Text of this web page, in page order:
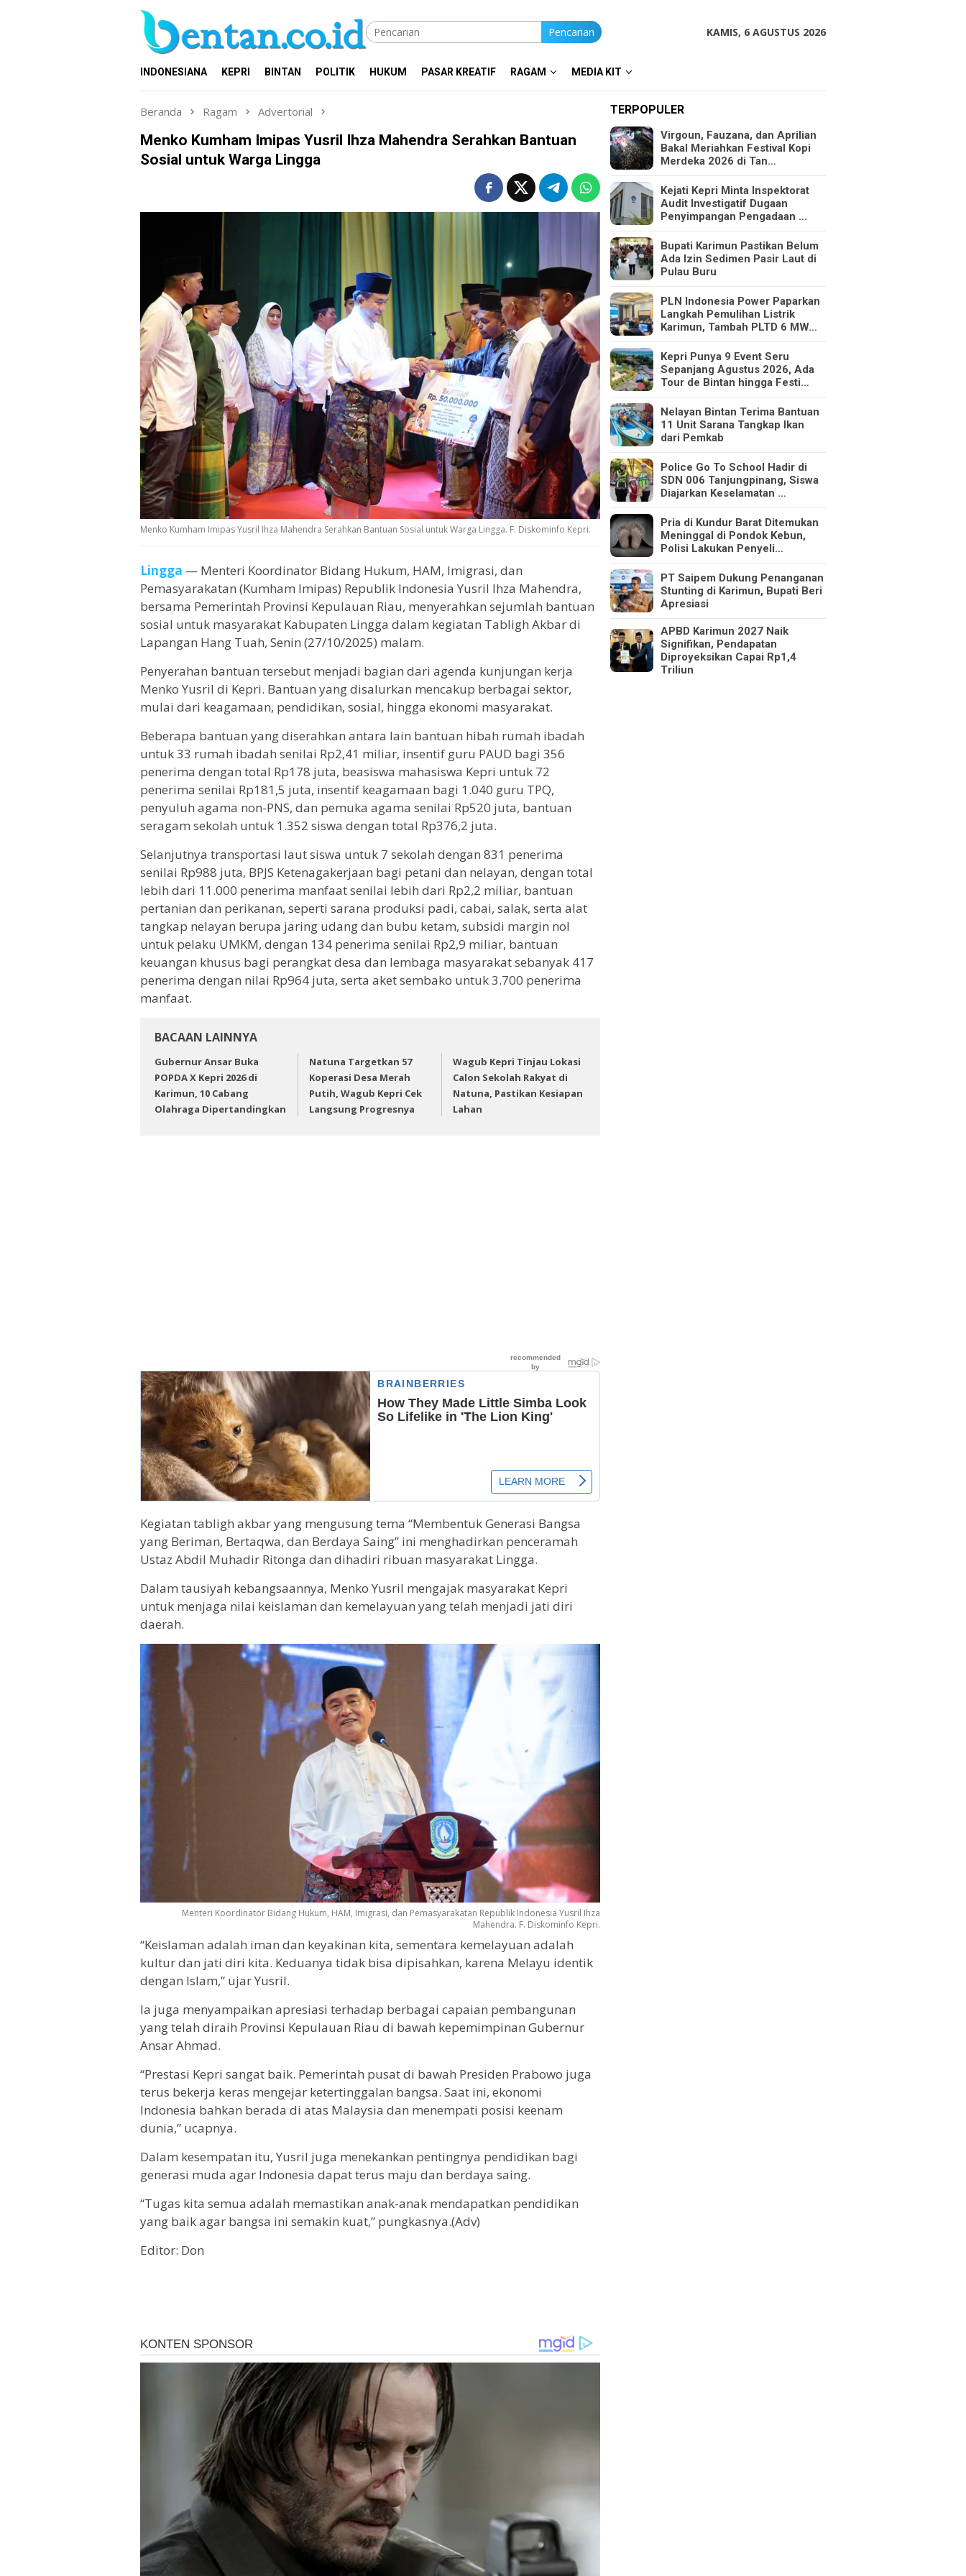
Pencarian KAMIS, 6 AGUSTUS 2026
INDONESIANA KEPRI BINTAN POLITIK HUKUM PASAR KREATIF RAGAM MEDIA KIT
Beranda Ragam Advertorial
Menko Kumham Imipas Yusril Ihza Mahendra Serahkan Bantuan
Sosial untuk Warga Lingga
Menko Kumham Imipas Yusril Ihza Mahendra Serahkan Bantuan Sosial untuk Warga Lingga. F. Diskominfo Kepri.
Lingga — Menteri Koordinator Bidang Hukum, HAM, Imigrasi, dan
Pemasyarakatan (Kumham Imipas) Republik Indonesia Yusril Ihza Mahendra,
bersama Pemerintah Provinsi Kepulauan Riau, menyerahkan sejumlah bantuan
sosial untuk masyarakat Kabupaten Lingga dalam kegiatan Tabligh Akbar di
Lapangan Hang Tuah, Senin (27/10/2025) malam.
Penyerahan bantuan tersebut menjadi bagian dari agenda kunjungan kerja
Menko Yusril di Kepri. Bantuan yang disalurkan mencakup berbagai sektor,
mulai dari keagamaan, pendidikan, sosial, hingga ekonomi masyarakat.
Beberapa bantuan yang diserahkan antara lain bantuan hibah rumah ibadah
untuk 33 rumah ibadah senilai Rp2,41 miliar, insentif guru PAUD bagi 356
penerima dengan total Rp178 juta, beasiswa mahasiswa Kepri untuk 72
penerima senilai Rp181,5 juta, insentif keagamaan bagi 1.040 guru TPQ,
penyuluh agama non-PNS, dan pemuka agama senilai Rp520 juta, bantuan
seragam sekolah untuk 1.352 siswa dengan total Rp376,2 juta.
Selanjutnya transportasi laut siswa untuk 7 sekolah dengan 831 penerima
senilai Rp988 juta, BPJS Ketenagakerjaan bagi petani dan nelayan, dengan total
lebih dari 11.000 penerima manfaat senilai lebih dari Rp2,2 miliar, bantuan
pertanian dan perikanan, seperti sarana produksi padi, cabai, salak, serta alat
tangkap nelayan berupa jaring udang dan bubu ketam, subsidi margin nol
untuk pelaku UMKM, dengan 134 penerima senilai Rp2,9 miliar, bantuan
keuangan khusus bagi perangkat desa dan lembaga masyarakat sebanyak 417
penerima dengan nilai Rp964 juta, serta aket sembako untuk 3.700 penerima
manfaat.
BACAAN LAINNYA
Gubernur Ansar Buka
POPDA X Kepri 2026 di
Karimun, 10 Cabang
Olahraga Dipertandingkan
Natuna Targetkan 57
Koperasi Desa Merah
Putih, Wagub Kepri Cek
Langsung Progresnya
Wagub Kepri Tinjau Lokasi
Calon Sekolah Rakyat di
Natuna, Pastikan Kesiapan
Lahan
Kegiatan tabligh akbar yang mengusung tema “Membentuk Generasi Bangsa
yang Beriman, Bertaqwa, dan Berdaya Saing” ini menghadirkan penceramah
Ustaz Abdil Muhadir Ritonga dan dihadiri ribuan masyarakat Lingga.
Dalam tausiyah kebangsaannya, Menko Yusril mengajak masyarakat Kepri
untuk menjaga nilai keislaman dan kemelayuan yang telah menjadi jati diri
daerah.
Menteri Koordinator Bidang Hukum, HAM, Imigrasi, dan Pemasyarakatan Republik Indonesia Yusril Ihza
Mahendra. F. Diskominfo Kepri.
“Keislaman adalah iman dan keyakinan kita, sementara kemelayuan adalah
kultur dan jati diri kita. Keduanya tidak bisa dipisahkan, karena Melayu identik
dengan Islam,” ujar Yusril.
Ia juga menyampaikan apresiasi terhadap berbagai capaian pembangunan
yang telah diraih Provinsi Kepulauan Riau di bawah kepemimpinan Gubernur
Ansar Ahmad.
“Prestasi Kepri sangat baik. Pemerintah pusat di bawah Presiden Prabowo juga
terus bekerja keras mengejar ketertinggalan bangsa. Saat ini, ekonomi
Indonesia bahkan berada di atas Malaysia dan menempati posisi keenam
dunia,” ucapnya.
Dalam kesempatan itu, Yusril juga menekankan pentingnya pendidikan bagi
generasi muda agar Indonesia dapat terus maju dan berdaya saing.
“Tugas kita semua adalah memastikan anak-anak mendapatkan pendidikan
yang baik agar bangsa ini semakin kuat,” pungkasnya.(Adv)
Editor: Don
TERPOPULER
Virgoun, Fauzana, dan Aprilian
Bakal Meriahkan Festival Kopi
Merdeka 2026 di Tan…
Kejati Kepri Minta Inspektorat
Audit Investigatif Dugaan
Penyimpangan Pengadaan …
Bupati Karimun Pastikan Belum
Ada Izin Sedimen Pasir Laut di
Pulau Buru
PLN Indonesia Power Paparkan
Langkah Pemulihan Listrik
Karimun, Tambah PLTD 6 MW…
Kepri Punya 9 Event Seru
Sepanjang Agustus 2026, Ada
Tour de Bintan hingga Festi…
Nelayan Bintan Terima Bantuan
11 Unit Sarana Tangkap Ikan
dari Pemkab
Police Go To School Hadir di
SDN 006 Tanjungpinang, Siswa
Diajarkan Keselamatan …
Pria di Kundur Barat Ditemukan
Meninggal di Pondok Kebun,
Polisi Lakukan Penyeli…
PT Saipem Dukung Penanganan
Stunting di Karimun, Bupati Beri
Apresiasi
APBD Karimun 2027 Naik
Signifikan, Pendapatan
Diproyeksikan Capai Rp1,4
Triliun